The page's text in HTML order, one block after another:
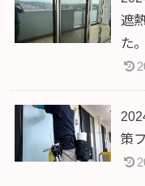
遮
た。
策